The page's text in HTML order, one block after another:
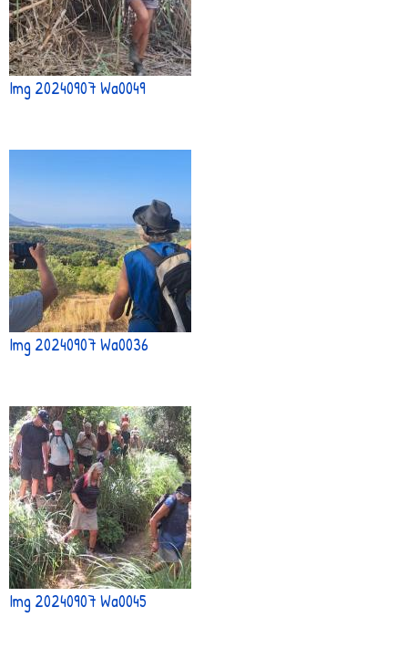
Img 20240907 Wa0049
Img 20240907 Wa0036
Img 20240907 Wa0045